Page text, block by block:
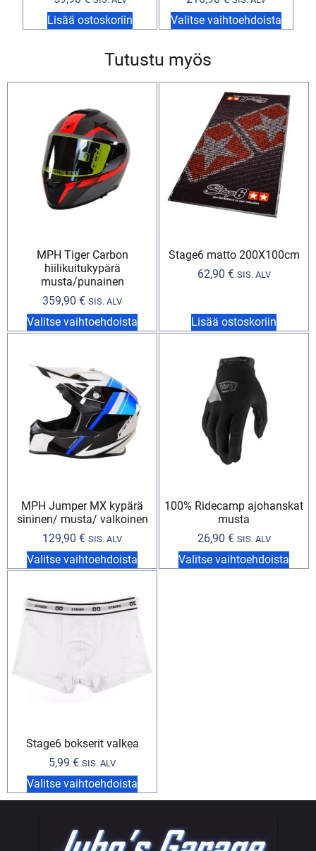
Lisää ostoskoriin Valitse vaihtoehdoista
Tutustu myös
MPH Tiger Carbon
hiilikuitukypärä
musta/punainen
359,90 € SIS. ALV
Valitse vaihtoehdoista
Stage6 matto 200X100cm
62,90 € SIS. ALV
Lisää ostoskoriin
MPH Jumper MX kypärä
sininen/ musta/ valkoinen
129,90 € SIS. ALV
Valitse vaihtoehdoista
100% Ridecamp ajohanskat
musta
26,90 € SIS. ALV
Valitse vaihtoehdoista
Stage6 bokserit valkea
5,99 € SIS. ALV
Valitse vaihtoehdoista